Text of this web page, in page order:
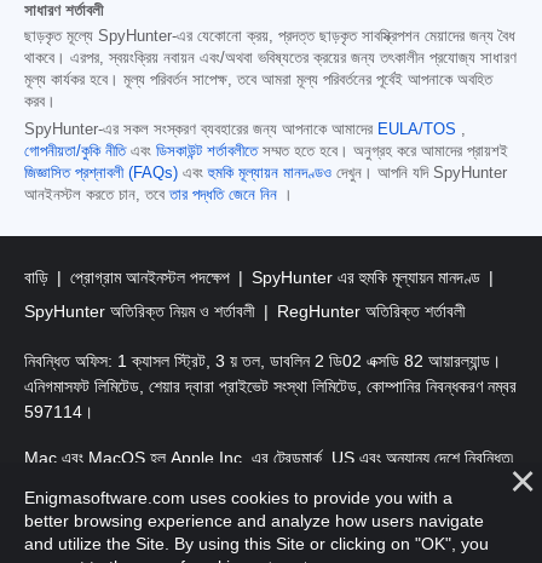
সাধারণ শর্তাবলী
ছাড়কৃত মূল্যে SpyHunter-এর যেকোনো ক্রয়, প্রদত্ত ছাড়কৃত সাবস্ক্রিপশন মেয়াদের জন্য বৈধ
থাকবে। এরপর, স্বয়ংক্রিয় নবায়ন এবং/অথবা ভবিষ্যতের ক্রয়ের জন্য তৎকালীন প্রযোজ্য সাধারণ
মূল্য কার্যকর হবে। মূল্য পরিবর্তন সাপেক্ষ, তবে আমরা মূল্য পরিবর্তনের পূর্বেই আপনাকে অবহিত
করব।
SpyHunter-এর সকল সংস্করণ ব্যবহারের জন্য আপনাকে আমাদের EULA/TOS ,
গোপনীয়তা/কুকি নীতিএবং ডিসকাউন্ট শর্তাবলীতেসম্মত হতে হবে। অনুগ্রহ করে আমাদের প্রায়শই
জিজ্ঞাসিত প্রশ্নাবলী (FAQs) এবংহুমকি মূল্যায়ন মানদণ্ডও দেখুন। আপনি যদি SpyHunter
আনইনস্টল করতে চান, তবেতার পদ্ধতি জেনে নিন ।
বাড়ি প্রোগ্রাম আনইনস্টল পদক্ষেপ
SpyHunter এর হুমকি মূল্যায়ন মানদণ্ড
SpyHunter অতিরিক্ত নিয়ম ও শর্তাবলী
RegHunter অতিরিক্ত শর্তাবলী
নিবন্ধিত অফিস: 1 ক্যাসল স্ট্রিট, 3 য় তল, ডাবলিন 2 ডি02 এক্সডি 82 আয়ারল্যান্ড।
এনিগমাসফট লিমিটেড, শেয়ার দ্বারা প্রাইভেট সংস্থা লিমিটেড, কোম্পানির নিবন্ধকরণ নম্বর
597114।
Mac এবং MacOS হল Apple Inc. এর ট্রেডমার্ক, US এবং অন্যান্য দেশে নিবন্ধিত৷
কপিরাইট 2016-2026। এনিগমাসফট লিমিটেড সর্বস্বত্ত্ব সংরক্ষিত।
Enigmasoftware.com uses cookies to provide you with a
better browsing experience and analyze how users navigate
and utilize the Site. By using this Site or clicking on "OK", you